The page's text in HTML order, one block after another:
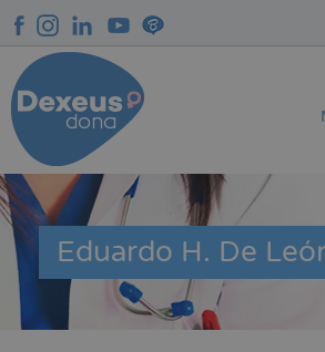
contingut
Eduardo H. De